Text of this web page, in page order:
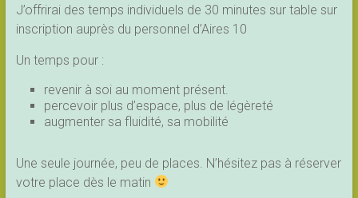
J’offrirai des temps individuels de 30 minutes sur table sur
inscription auprès du personnel d’Aires 10
Un temps pour :
revenir à soi au moment présent.
percevoir plus d’espace, plus de légèreté
augmenter sa fluidité, sa mobilité
Une seule journée, peu de places. N’hésitez pas à réserver
votre place dès le matin